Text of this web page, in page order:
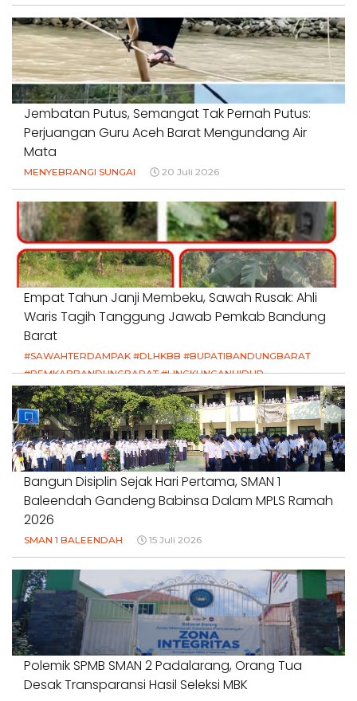
Jembatan Putus, Semangat Tak Pernah Putus:
Perjuangan Guru Aceh Barat Mengundang Air
Mata
MENYEBRANGI SUNGAI 20 Juli 2026
Empat Tahun Janji Membeku, Sawah Rusak: Ahli
Waris Tagih Tanggung Jawab Pemkab Bandung
Barat
#SAWAHTERDAMPAK #DLHKBB #BUPATIBANDUNGBARAT
#PEMKABBANDUNGBARAT #LINGKUNGANHIDUP
#HAKPETANI #KEADILANUNTUKPETANI
#NORMALISASISALURAN #IRIGASIRUSAK
#DUGAANPENCEMARAN #AKUNTABILITASPEMERINTAH
18 Juli 2026
Bangun Disiplin Sejak Hari Pertama, SMAN 1
Baleendah Gandeng Babinsa Dalam MPLS Ramah
2026
SMAN 1 BALEENDAH 15 Juli 2026
Polemik SPMB SMAN 2 Padalarang, Orang Tua
Desak Transparansi Hasil Seleksi MBK